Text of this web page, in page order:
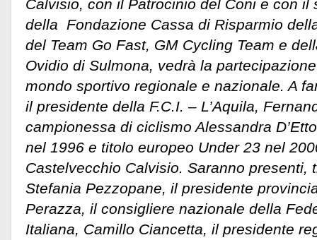
Calvisio, con il Patrocinio del Coni e con il
della Fondazione Cassa di Risparmio
del Team Go Fast, GM Cycling Team e
Ovidio di Sulmona, vedrà la
mondo sportivo regionale e nazionale. A
il presidente della F.C.I. – L’Aquila,
campionessa di ciclismo Alessandra
nel 1996 e titolo europeo Under 23 nel
Castelvecchio Calvisio. Saranno presenti,
Stefania Pezzopane, il presidente
Perazza, il consigliere nazionale della
Italiana, Camillo Ciancetta, il presidente